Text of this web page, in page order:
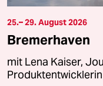
25.– 29. August 2026
Bremerhaven
mit Lena Kaiser,